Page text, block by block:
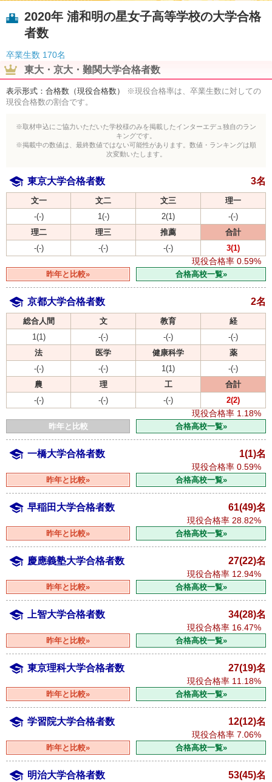
2020年 浦和明の星女子高等学校の大学合格
者数
卒業生数 170名
東大・京大・難関大学合格者数
表示形式：合格数（現役合格数）
※現役合格率は、卒業生数に対しての
現役合格数の割合です。
※取材申込にご協力いただいた学校様のみを掲載したインターエデュ独自のラン
キングです。
※掲載中の数値は、最終数値ではない可能性があります。数値・ランキングは順
次変動いたします。
東京大学合格者数 3名
文一 文二 文三
理一
-(-)
1(-) 2(1)
-(-)
理二
理三 推薦
合計
-(-)
-(-) -(-) 3(1)
現役合格率 0.59%
昨年と比較» 合格高校一覧»
京都大学合格者数 2名
総合人間 文 教育
経
1(1)
-(-) -(-)
-(-)
法
医学 健康科学
薬
-(-)
-(-) 1(1)
-(-)
農
理 工
合計
-(-)
-(-) -(-) 2(2)
現役合格率 1.18%
昨年と比較 合格高校一覧»
一橋大学合格者数 1(1)名
現役合格率 0.59%
昨年と比較» 合格高校一覧»
早稲田大学合格者数 61(49)名
現役合格率 28.82%
昨年と比較» 合格高校一覧»
慶應義塾大学合格者数 27(22)名
現役合格率 12.94%
昨年と比較» 合格高校一覧»
上智大学合格者数 34(28)名
現役合格率 16.47%
昨年と比較» 合格高校一覧»
東京理科大学合格者数 27(19)名
現役合格率 11.18%
昨年と比較» 合格高校一覧»
学習院大学合格者数 12(12)名
現役合格率 7.06%
昨年と比較» 合格高校一覧»
明治大学合格者数 53(45)名